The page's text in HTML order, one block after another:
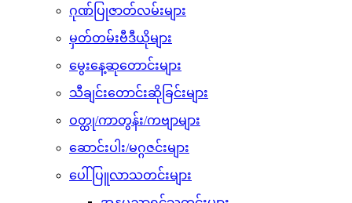
ဂုဏ်ပြုဇာတ်လမ်းများ
မှတ်တမ်းဗီဒီယိုများ
မွေးနေ့ဆုတောင်းများ
သီချင်းတောင်းဆိုခြင်းများ
ဝတ္ထု/ကာတွန်း/ကဗျာများ
ဆောင်းပါး/မဂ္ဂဇင်းများ
ပေါ်ပြူလာသတင်းများ